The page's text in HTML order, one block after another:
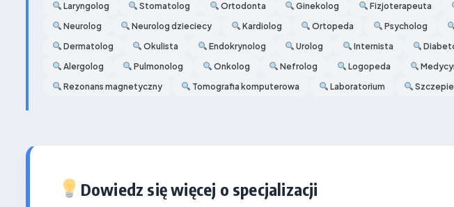
Laryngolog Stomatolog Ortodonta Ginekolog Fizjoterapeuta
Neurolog
Neurolog dzieciecy Kardiolog Ortopeda Psycholog
Dermatolog
Okulista Endokrynolog Urolog Internista
Alergolog
Pulmonolog Onkolog Nefrolog Logopeda
Rezonans magnetyczny
Tomografia komputerowa Laboratorium
Dowiedz się więcej o specjalizacji